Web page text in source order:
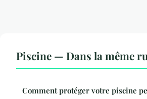
Piscine — Dans la même
Comment protéger votre piscine